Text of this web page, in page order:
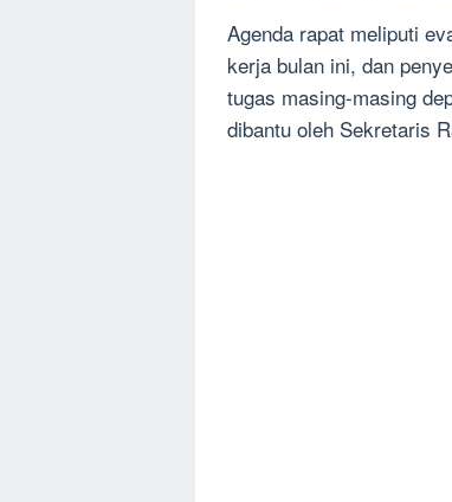
Agenda rapat meliputi
kerja bulan ini, dan
tugas masing-masing
dibantu oleh Sekretaris